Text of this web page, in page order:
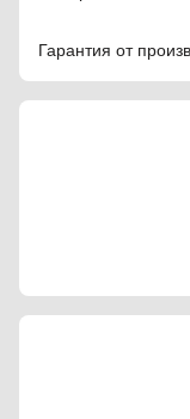
Гарантия от